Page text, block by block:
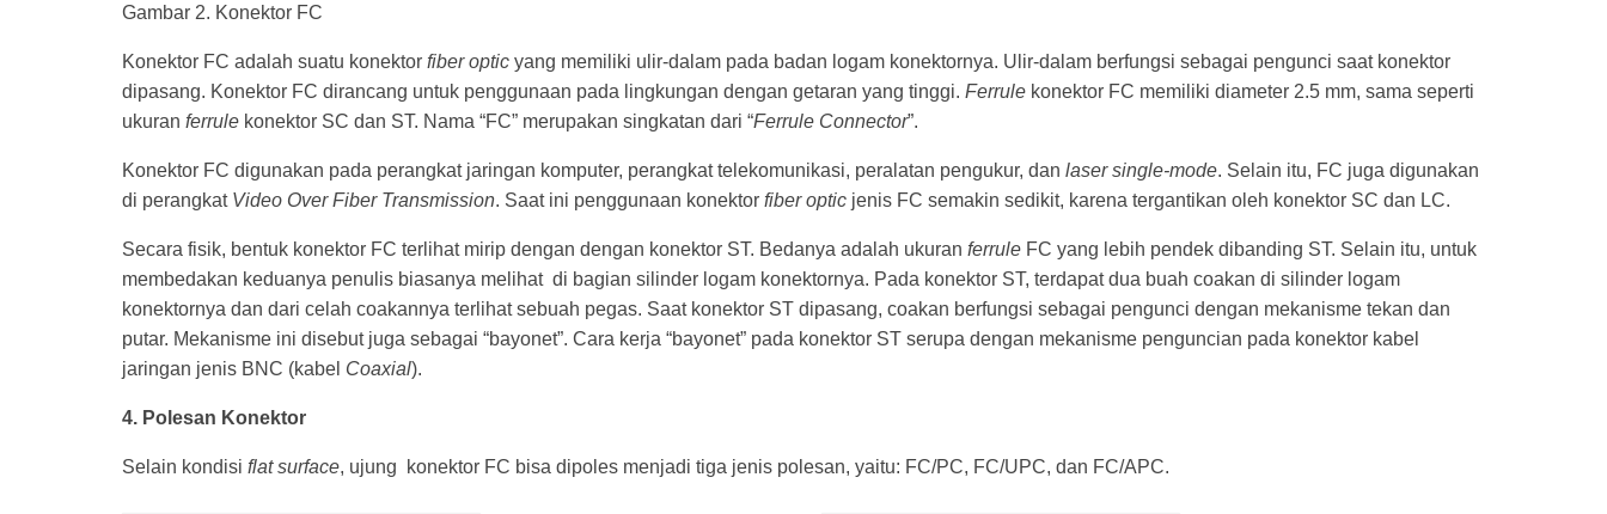
Gambar 2. Konektor FC
Konektor FC adalah suatu konektor fiber optic yang memiliki ulir-dalam pada badan logam konektornya. Ulir-dalam berfungsi sebagai pengunci saat konektor
dipasang. Konektor FC dirancang untuk penggunaan pada lingkungan dengan getaran yang tinggi. Ferrule konektor FC memiliki diameter 2.5 mm, sama seperti
ukuran ferrule konektor SC dan ST. Nama “FC” merupakan singkatan dari “Ferrule Connector”.
Konektor FC digunakan pada perangkat jaringan komputer, perangkat telekomunikasi, peralatan pengukur, dan laser single-mode. Selain itu, FC juga digunakan
di perangkat Video Over Fiber Transmission. Saat ini penggunaan konektor fiber optic jenis FC semakin sedikit, karena tergantikan oleh konektor SC dan LC.
Secara fisik, bentuk konektor FC terlihat mirip dengan dengan konektor ST. Bedanya adalah ukuran ferrule FC yang lebih pendek dibanding ST. Selain itu, untuk
membedakan keduanya penulis biasanya melihat di bagian silinder logam konektornya. Pada konektor ST, terdapat dua buah coakan di silinder logam
konektornya dan dari celah coakannya terlihat sebuah pegas. Saat konektor ST dipasang, coakan berfungsi sebagai pengunci dengan mekanisme tekan dan
putar. Mekanisme ini disebut juga sebagai “bayonet”. Cara kerja “bayonet” pada konektor ST serupa dengan mekanisme penguncian pada konektor kabel
jaringan jenis BNC (kabel Coaxial).
4. Polesan Konektor
Selain kondisi flat surface, ujung konektor FC bisa dipoles menjadi tiga jenis polesan, yaitu: FC/PC, FC/UPC, dan FC/APC.